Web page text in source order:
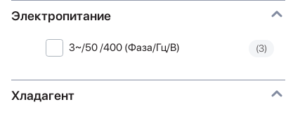
Электропитание
3~/50 /400 (Фаза/Гц/В) (3)
Хладагент